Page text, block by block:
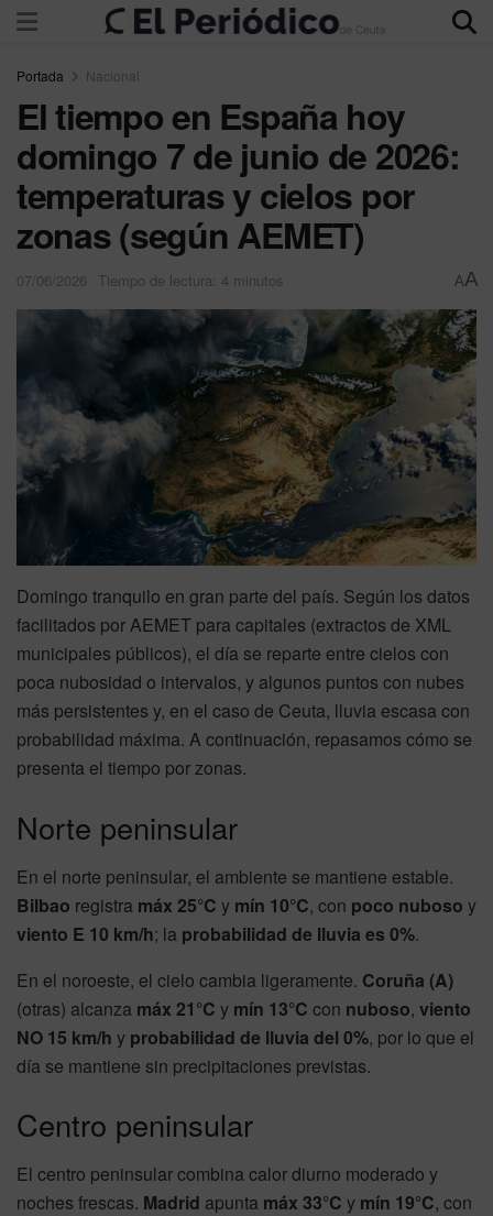
Portada Nacional
El tiempo en España hoy
domingo 7 de junio de 2026:
temperaturas y cielos por
zonas (según AEMET)
07/06/2026 Tiempo de lectura: 4 minutos AA
Domingo tranquilo en gran parte del país. Según los datos
facilitados por AEMET para capitales (extractos de XML
municipales públicos), el día se reparte entre cielos con
poca nubosidad o intervalos, y algunos puntos con nubes
más persistentes y, en el caso de Ceuta, lluvia escasa con
probabilidad máxima. A continuación, repasamos cómo se
presenta el tiempo por zonas.
Norte peninsular
En el norte peninsular, el ambiente se mantiene estable.
Bilbao registra máx 25°C y mín 10°C, con poco nuboso y
viento E 10 km/h; la probabilidad de lluvia es 0%.
En el noroeste, el cielo cambia ligeramente. Coruña (A)
(otras) alcanza máx 21°C y mín 13°C con nuboso, viento
NO 15 km/h y probabilidad de lluvia del 0%, por lo que el
día se mantiene sin precipitaciones previstas.
Centro peninsular
El centro peninsular combina calor diurno moderado y
noches frescas. Madrid apunta máx 33°C y mín 19°C, con